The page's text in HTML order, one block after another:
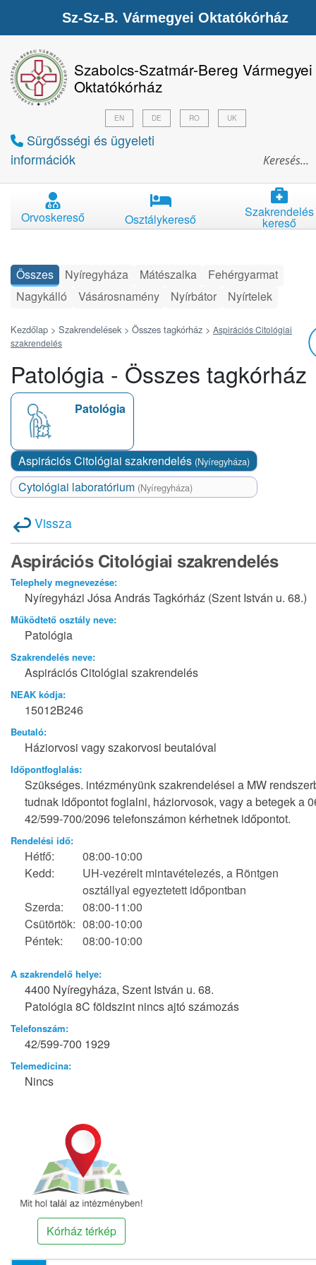
Szabolcs-Szatmár-Bereg Vármegyei
Oktatókórház
Sürgősségi és ügyeleti
információk
EN DE RO UK
Orvoskereső Osztálykereső Szakrendelés
kereső
Összes Nyíregyháza Mátészalka
Fehérgyarmat
Nagykálló
Vásárosnamény Nyírbátor Nyírtelek
Kezdőlap > Szakrendelések > Összes tagkórház > Aspirációs Citológiai
szakrendelés
Patológia - Összes tagkórház
Patológia
Aspirációs Citológiai szakrendelés (Nyíregyháza)
Cytológiai laboratórium (Nyíregyháza)
Vissza
Aspirációs Citológiai szakrendelés
Telephely megnevezése:
Nyíregyházi Jósa András Tagkórház (Szent István u. 68.)
Működtető osztály neve:
Patológia
Szakrendelés neve:
Aspirációs Citológiai szakrendelés
NEAK kódja:
15012B246
Beutaló:
Háziorvosi vagy szakorvosi beutalóval
Időpontfoglalás:
Szükséges. intézményünk szakrendelései a MW
tudnak időpontot foglalni, háziorvosok, vagy a betegek a
42/599-700/2096 telefonszámon kérhetnek időpontot.
Rendelési idő:
Hétfő:
08:00-10:00
Kedd:
UH-vezérelt mintavételezés, a Röntgen
osztállyal egyeztetett időpontban
Szerda:
08:00-11:00
Csütörtök: 08:00-10:00
Péntek:
08:00-10:00
A szakrendelő helye:
4400 Nyíregyháza, Szent István u. 68.
Patológia 8C földszint nincs ajtó számozás
Telefonszám:
42/599-700 1929
Telemedicina:
Nincs
Kórház térkép
Sz-Sz-B. Vármegyei Oktatókórház